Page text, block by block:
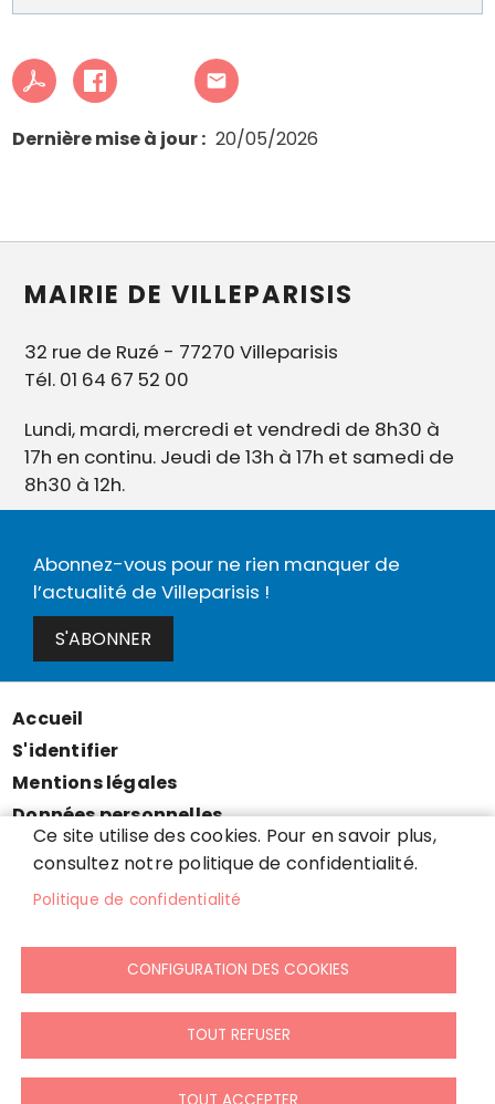
Dernière mise à jour 20/05/2026
MAIRIE DE VILLEPARISIS
32 rue de Ruzé - 77270 Villeparisis
Tél. 01 64 67 52 00
Lundi, mardi, mercredi et vendredi de 8h30 à
17h en continu. Jeudi de 13h à 17h et samedi de
8h30 à 12h.
Abonnez-vous pour ne rien manquer de
l’actualité de Villeparisis !
S'ABONNER
Menu
Pied
de
page
Accueil
S'identifier
Mentions légales
Données personnelles
Accessibilité : partiellement conforme
Contact
Presse
Ce site utilise des cookies. Pour en savoir plus,
consultez notre politique de confidentialité.
Politique de confidentialité
CONFIGURATION DES COOKIES
TOUT REFUSER
TOUT ACCEPTER